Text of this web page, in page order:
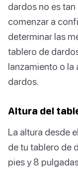
dardos no es
comenzar a
determinar las
tablero de
lanzamiento o la
dardos.
Altura del
La altura desde
de tu tablero de
pies y 8